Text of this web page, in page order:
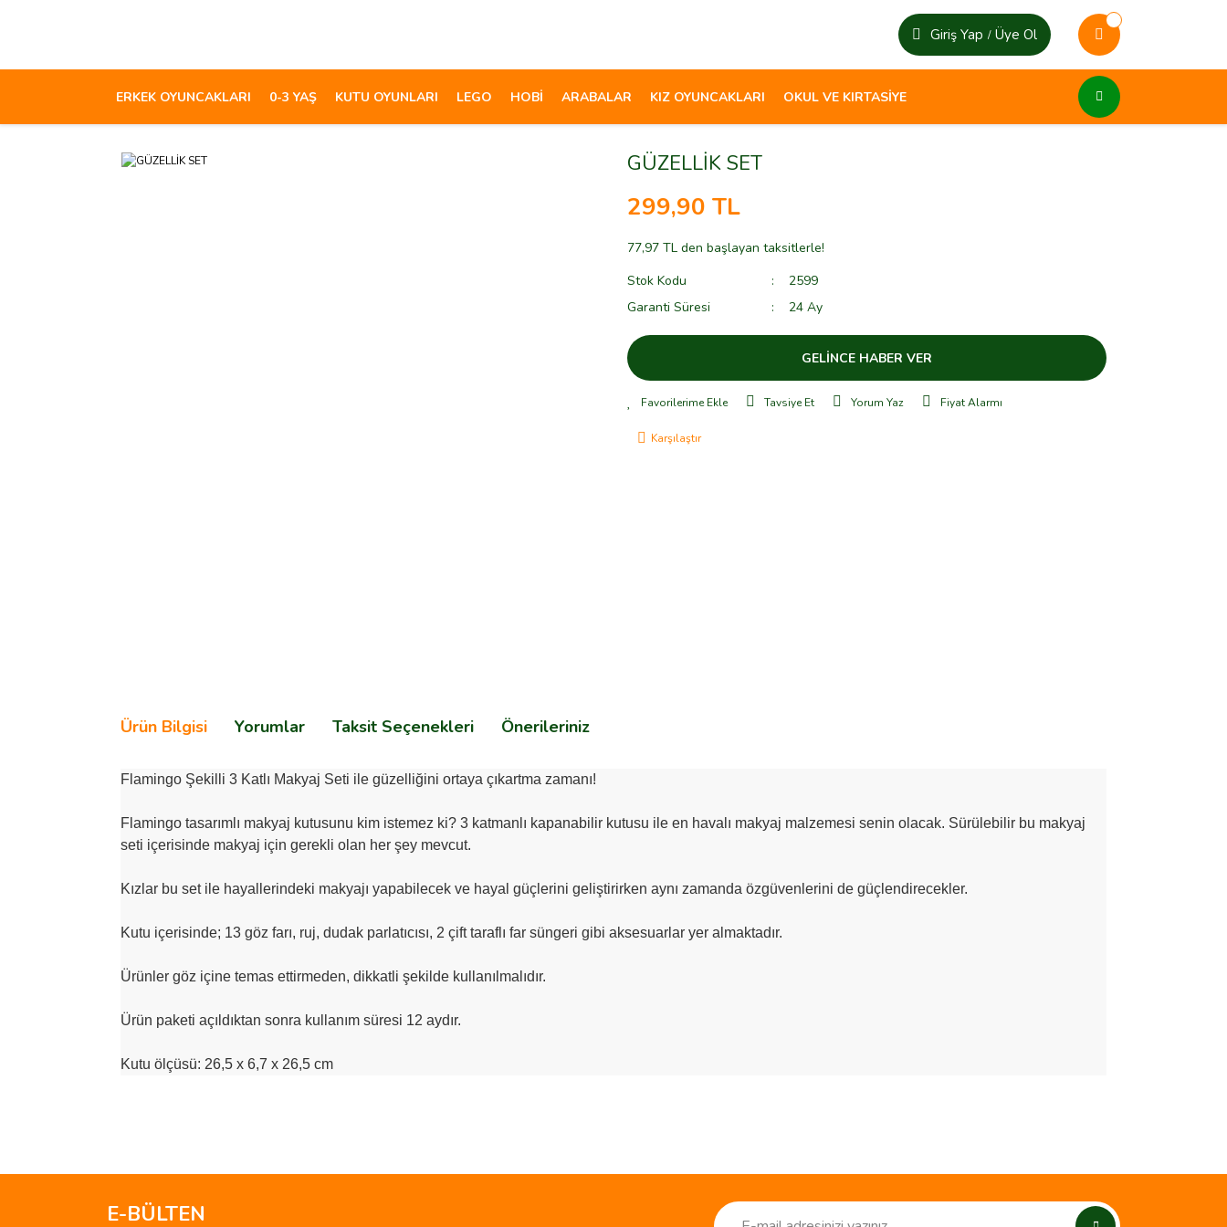
Giriş Yap / Üye Ol
ERKEK OYUNCAKLARI 0-3 YAŞ KUTU OYUNLARI LEGO HOBİ ARABALAR KIZ OYUNCAKLARI OKUL VE KIRTASİYE
GÜZELLİK SET
299,90 TL
77,97 TL den başlayan taksitlerle!
Stok Kodu
2599
Garanti Süresi
24 Ay
GELİNCE HABER VER
Tavsiye Et Yorum Yaz Fiyat Alarmı
Karşılaştır
Ürün Bilgisi Yorumlar Taksit Seçenekleri Önerileriniz
Flamingo Şekilli 3 Katlı Makyaj Seti ile güzelliğini ortaya çıkartma zamanı!
Flamingo tasarımlı makyaj kutusunu kim istemez ki? 3 katmanlı kapanabilir kutusu ile en havalı makyaj malzemesi senin olacak. Sürülebilir bu makyaj
seti içerisinde makyaj için gerekli olan her şey mevcut.
Kızlar bu set ile hayallerindeki makyajı yapabilecek ve hayal güçlerini geliştirirken aynı zamanda özgüvenlerini de güçlendirecekler.
Kutu içerisinde; 13 göz farı, ruj, dudak parlatıcısı, 2 çift taraflı far süngeri gibi aksesuarlar yer almaktadır.
Ürünler göz içine temas ettirmeden, dikkatli şekilde kullanılmalıdır.
Ürün paketi açıldıktan sonra kullanım süresi 12 aydır.
Kutu ölçüsü: 26,5 x 6,7 x 26,5 cm
Ürün resmi kalitesiz, bozuk veya görüntülenemiyor.
E-BÜLTEN